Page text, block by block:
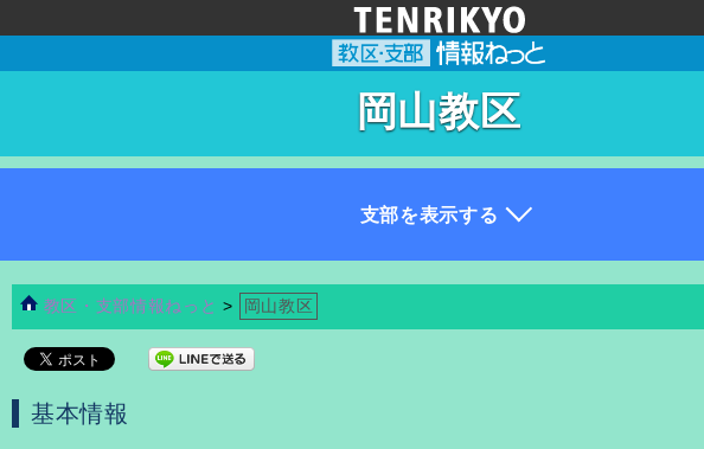
岡山教区
教区・支部情報ねっと > 岡山教区
基本情報